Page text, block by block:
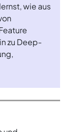
wie aus
zu Deep-